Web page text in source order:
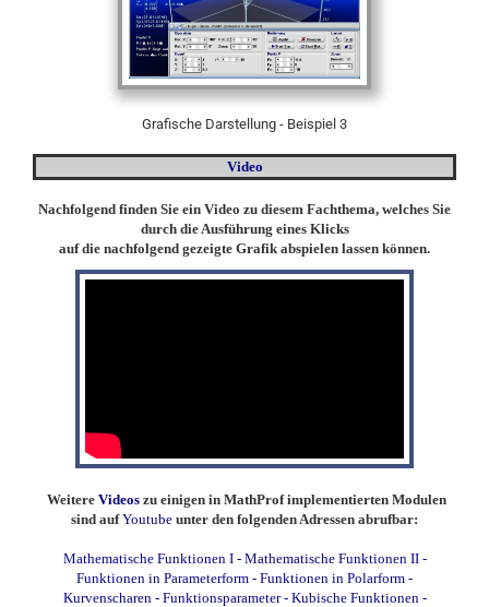
Grafische Darstellung - Beispiel 3
Video
Nachfolgend finden Sie ein Video zu diesem Fachthema, welches Sie
durch die Ausführung eines Klicks
auf die nachfolgend gezeigte Grafik abspielen lassen können.
Weitere Videos zu einigen in MathProf implementierten Modulen
sind aufYoutube unter den folgenden Adressen abrufbar:
Mathematische Funktionen I- Mathematische Funktionen II-
Funktionen in Parameterform - Funktionen in Polarform -
Kurvenscharen - Funktionsparameter- Kubische Funktionen -